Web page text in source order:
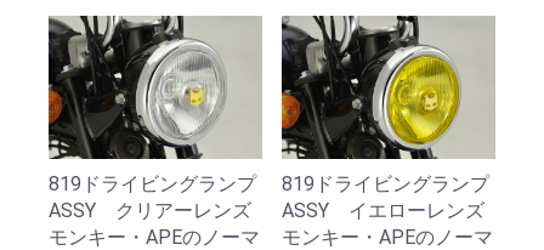
819ドライビングランプ
ASSY クリアーレンズ
モンキー・APEのノーマ
819ドライビングランプ
ASSY イエローレンズ
モンキー・APEのノーマ